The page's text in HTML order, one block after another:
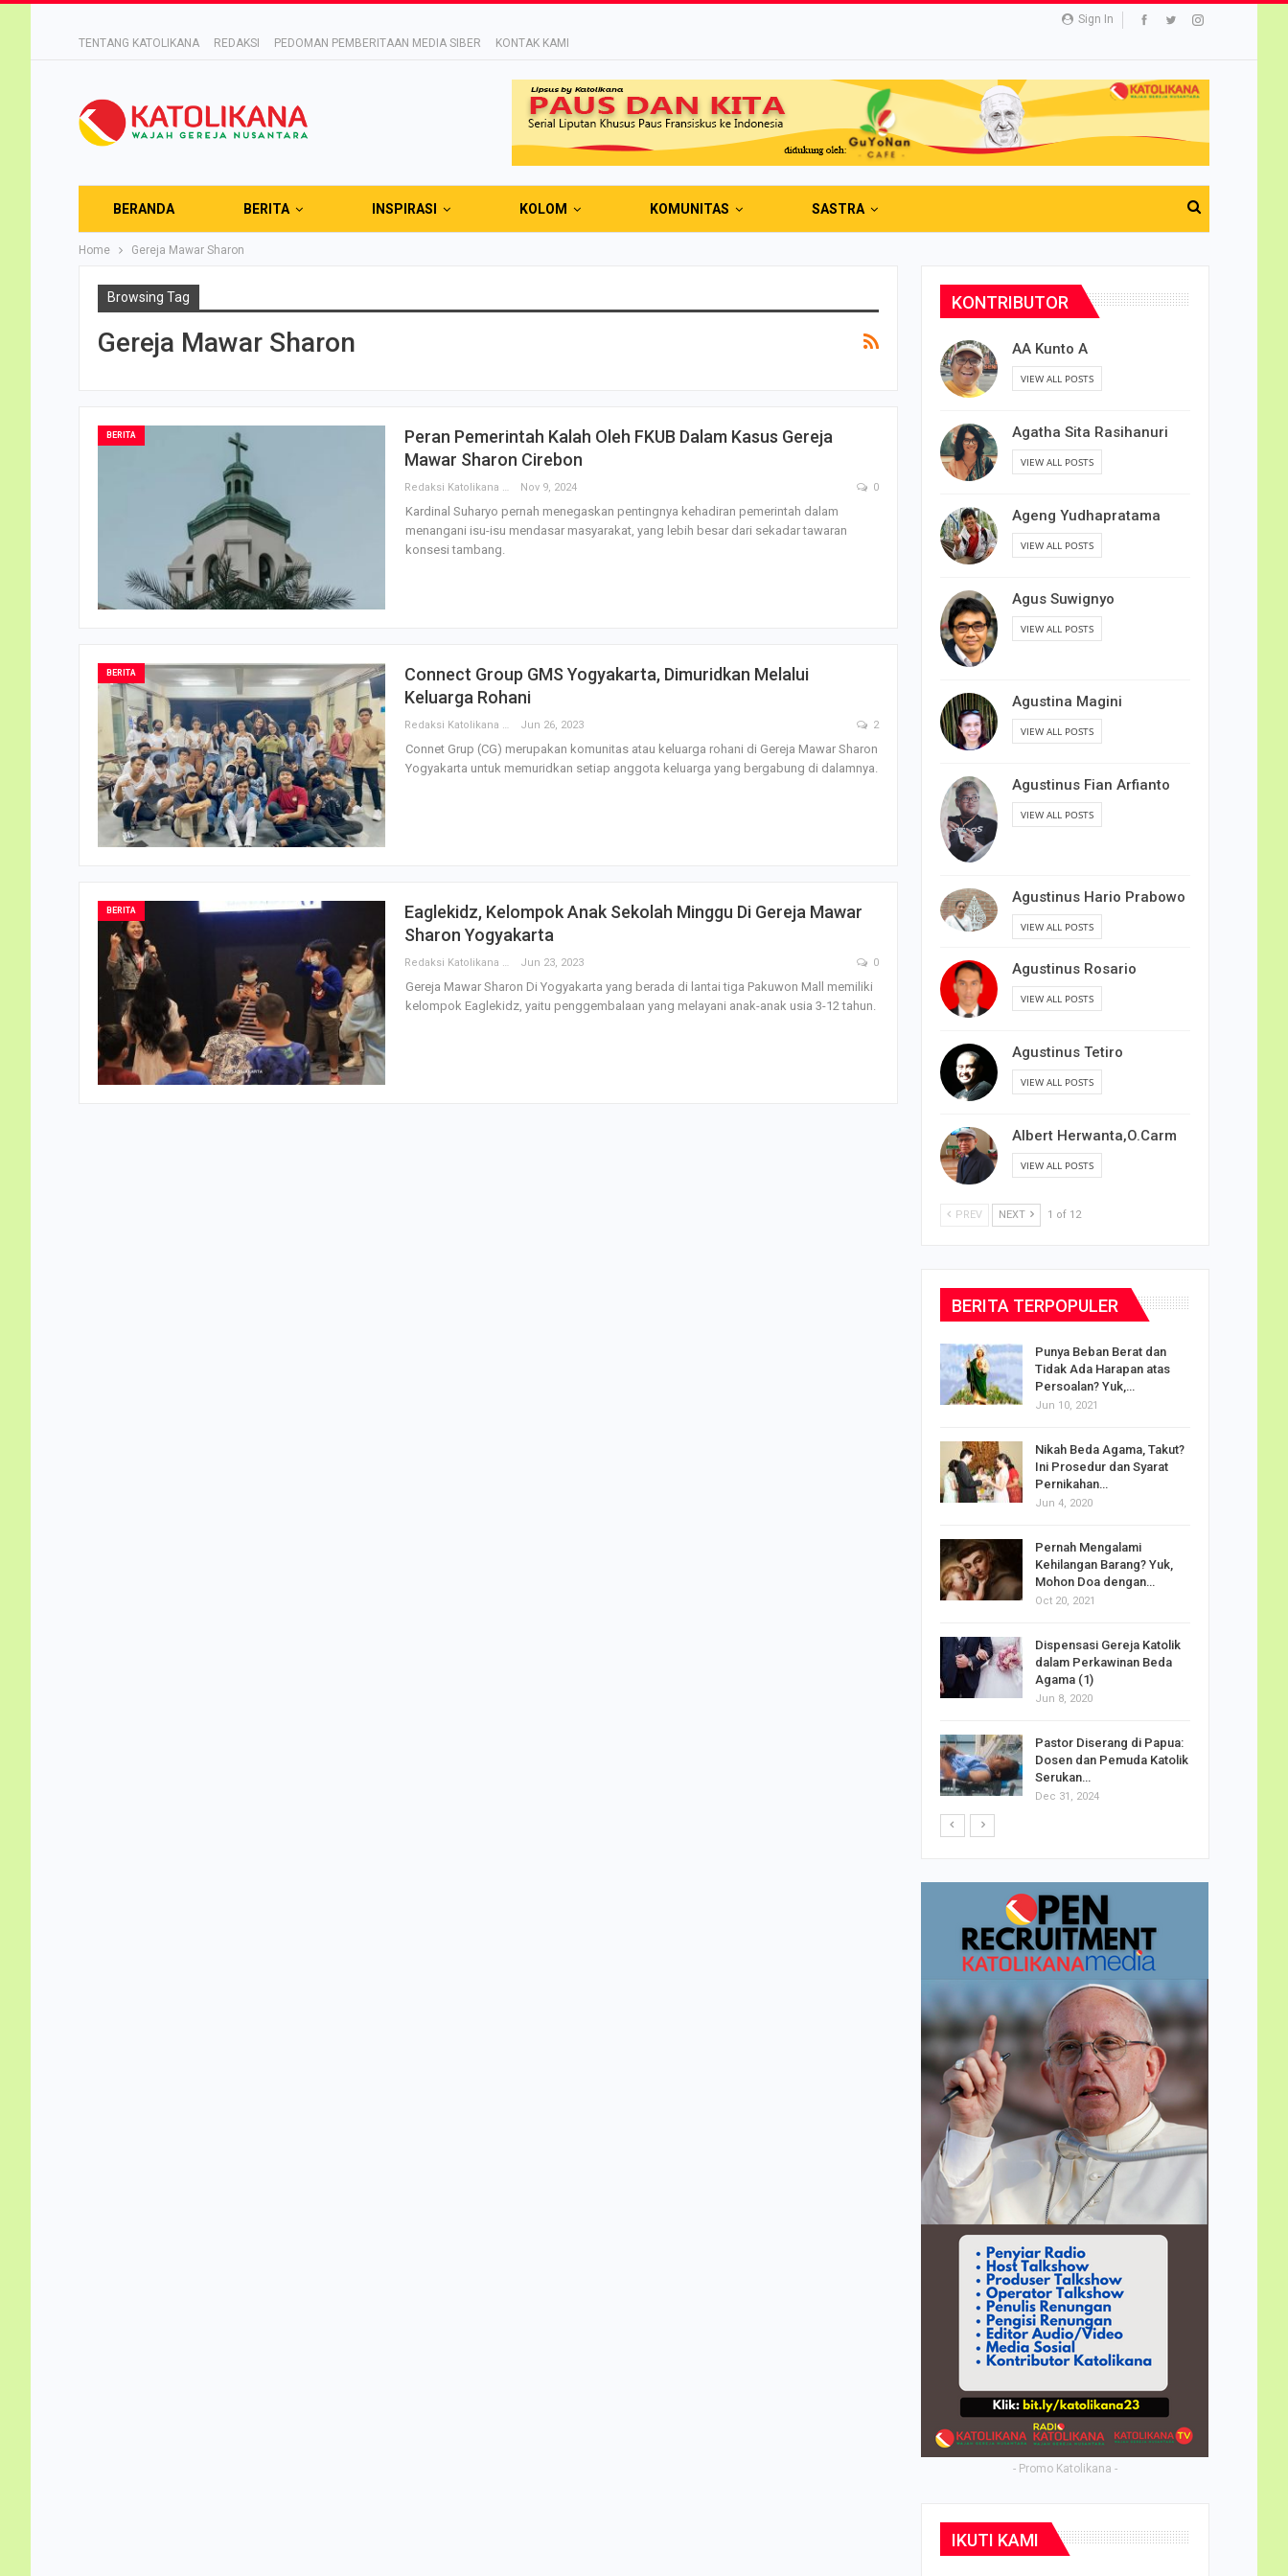
Sign In
TENTANG KATOLIKANA
REDAKSI PEDOMAN PEMBERITAAN MEDIA SIBER KONTAK KAMI
BERANDA BERITA INSPIRASI KOLOM KOMUNITAS SASTRA
Home Gereja Mawar Sharon
Browsing Tag
Gereja Mawar Sharon
BERITA
Peran Pemerintah Kalah Oleh FKUB Dalam Kasus Gereja
Mawar Sharon Cirebon
Nov 9, 2024 0
Kardinal Suharyo pernah menegaskan pentingnya kehadiran pemerintah dalam
menangani isu-isu mendasar masyarakat, yang lebih besar dari sekadar tawaran
konsesi tambang.
BERITA
Connect Group GMS Yogyakarta, Dimuridkan Melalui
Keluarga Rohani
Jun 26, 2023 2
Connet Grup (CG) merupakan komunitas atau keluarga rohani di Gereja Mawar Sharon
Yogyakarta untuk memuridkan setiap anggota keluarga yang bergabung di dalamnya.
BERITA
Eaglekidz, Kelompok Anak Sekolah Minggu Di Gereja Mawar
Sharon Yogyakarta
Jun 23, 2023 0
Gereja Mawar Sharon Di Yogyakarta yang berada di lantai tiga Pakuwon Mall memiliki
kelompok Eaglekidz, yaitu penggembalaan yang melayani anak-anak usia 3-12 tahun.
KONTRIBUTOR
AA Kunto A
VIEW ALL POSTS
Agatha Sita Rasihanuri
VIEW ALL POSTS
Ageng Yudhapratama
VIEW ALL POSTS
Agus Suwignyo
VIEW ALL POSTS
Agustina Magini
VIEW ALL POSTS
Agustinus Fian Arfianto
VIEW ALL POSTS
Agustinus Hario Prabowo
VIEW ALL POSTS
Agustinus Rosario
VIEW ALL POSTS
Agustinus Tetiro
VIEW ALL POSTS
Albert Herwanta,O.Carm
VIEW ALL POSTS
PREV NEXT 1 of 12
BERITA TERPOPULER
Punya Beban Berat dan
Tidak Ada Harapan atas
Persoalan? Yuk,…
Jun 10, 2021
Nikah Beda Agama, Takut?
Ini Prosedur dan Syarat
Pernikahan…
Jun 4, 2020
Pernah Mengalami
Kehilangan Barang? Yuk,
Mohon Doa dengan…
Oct 20, 2021
Dispensasi Gereja Katolik
dalam Perkawinan Beda
Agama (1)
Jun 8, 2020
Pastor Diserang di Papua:
Dosen dan Pemuda Katolik
Serukan…
Dec 31, 2024
- Promo Katolikana -
IKUTI KAMI